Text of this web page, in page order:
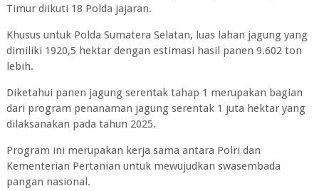
Timur diikuti 18 Polda jajaran.
Khusus untuk Polda Sumatera Selatan, luas lahan jagung yang
dimiliki 1920,5 hektar dengan estimasi hasil panen 9.602 ton
lebih.
Diketahui panen jagung serentak tahap 1 merupakan bagian
dari program penanaman jagung serentak 1 juta hektar yang
dilaksanakan pada tahun 2025.
Program ini merupakan kerja sama antara Polri dan
Kementerian Pertanian untuk mewujudkan swasembada
pangan nasional.